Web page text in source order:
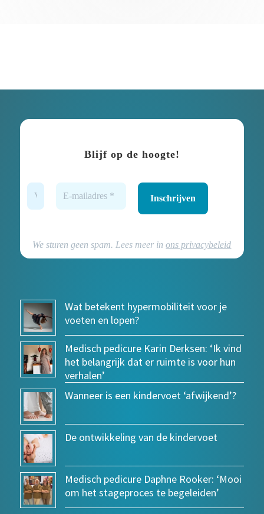
Blijf op de hoogte!
We sturen geen spam. Lees meer inons privacybeleid
Wat betekent hypermobiliteit voor je
voeten en lopen?
Medisch pedicure Karin Derksen: ‘Ik vind
het belangrijk dat er ruimte is voor hun
verhalen’
Wanneer is een kindervoet ‘afwijkend’?
De ontwikkeling van de kindervoet
Medisch pedicure Daphne Rooker: ‘Mooi
om het stageproces te begeleiden’